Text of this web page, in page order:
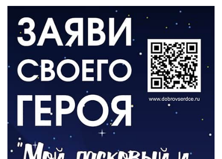
ВЛАСТЬ
День памяти и «Симфония народов»
06.08.2026
Новый настил на экотропе
05.08.2026